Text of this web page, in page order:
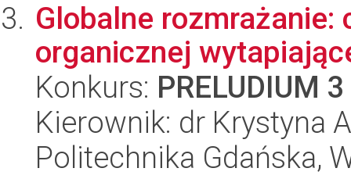
Globalne
organicznej
Konkurs: PRELUDIUM 3
Kierownik: dr Krystyna
Politechnika Gdańska,